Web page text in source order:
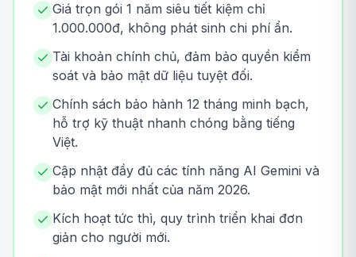
Giá trọn gói 1 năm siêu tiết kiệm chỉ
1.000.000đ, không phát sinh chi phí ẩn.
Tài khoản chính chủ, đảm bảo quyền kiểm
soát và bảo mật dữ liệu tuyệt đối.
Chính sách bảo hành 12 tháng minh bạch,
hỗ trợ kỹ thuật nhanh chóng bằng tiếng
Việt.
Cập nhật đầy đủ các tính năng AI Gemini và
bảo mật mới nhất của năm 2026.
Kích hoạt tức thì, quy trình triển khai đơn
giản cho người mới.